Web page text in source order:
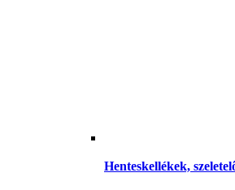
Henteskellékek,